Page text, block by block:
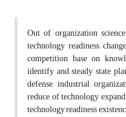
Out of organization
technology readiness
competition base on
identify and steady state
defense, industrial
reduce of technology
technology readiness